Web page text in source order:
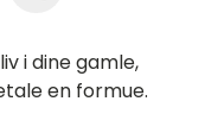
i dine gamle,
en formue.